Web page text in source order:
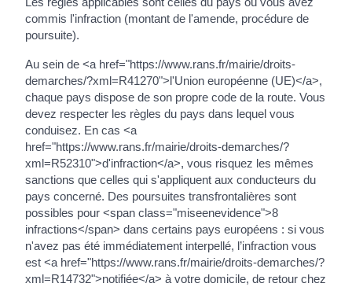
commis l'infraction (montant de l'amende, procédure de
poursuite).
Au sein de <a href="https://www.rans.fr/mairie/droits-
demarches/?xml=R41270">l'Union européenne (UE)</a>,
chaque pays dispose de son propre code de la route. Vous
devez respecter les règles du pays dans lequel vous
conduisez. En cas <a
href="https://www.rans.fr/mairie/droits-demarches/?
xml=R52310">d'infraction</a>, vous risquez les mêmes
sanctions que celles qui s'appliquent aux conducteurs du
pays concerné. Des poursuites transfrontalières sont
possibles pour <span class="miseenevidence">8
infractions</span> dans certains pays européens : si vous
n'avez pas été immédiatement interpellé, l’infraction vous
est <a href="https://www.rans.fr/mairie/droits-demarches/?
xml=R14732">notifiée</a> à votre domicile, de retour chez